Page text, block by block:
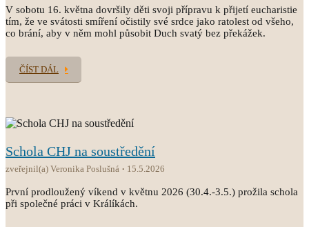
V sobotu 16. května dovršily děti svoji přípravu k přijetí eucharistie
tím, že ve svátosti smíření očistily své srdce jako ratolest od všeho,
co brání, aby v něm mohl působit Duch svatý bez překážek.
ČÍST DÁL
Schola CHJ na soustředění
zveřejnil(a) Veronika Poslušná 15.5.2026
První prodloužený víkend v květnu 2026 (30.4.-3.5.) prožila schola
při společné práci v Králíkách.